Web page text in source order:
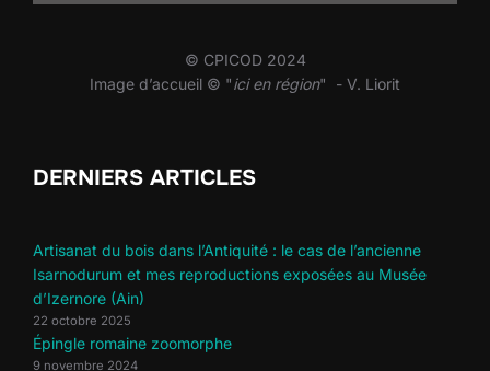
© CPICOD 2024
Image d’accueil © "ici en région" - V. Liorit
DERNIERS ARTICLES
Artisanat du bois dans l’Antiquité : le cas de l’ancienne
Isarnodurum et mes reproductions exposées au Musée
d’Izernore (Ain)
22 octobre 2025
Épingle romaine zoomorphe
9 novembre 2024